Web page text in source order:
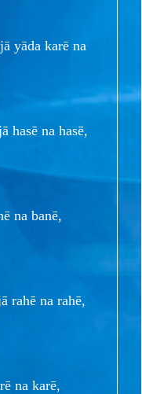
yāda karē na
hasē na hasē,
na banē,
rahē na rahē,
na karē,